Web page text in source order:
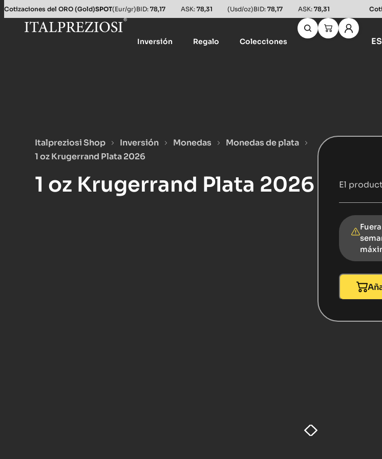
Cotizaciones del ORO (Gold)SPOT(Eur/gr)BID: 78,17 ASK: 78,31 (Usd/oz)BID: 78,17 ASK: 78,31
Inversión Regalo Colecciones ES
Italpreziosi Shop Inversión Monedas
Monedas de plata
1 oz Krugerrand Plata 2026
1 oz Krugerrand Plata 2026 El